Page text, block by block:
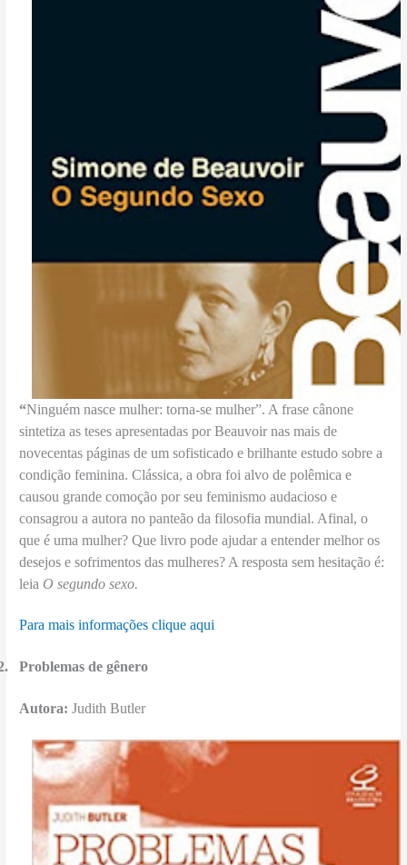
“Ninguém nasce mulher: torna-se mulher”. A frase cânone
sintetiza as teses apresentadas por Beauvoir nas mais de
novecentas páginas de um sofisticado e brilhante estudo sobre a
condição feminina. Clássica, a obra foi alvo de polêmica e
causou grande comoção por seu feminismo audacioso e
consagrou a autora no panteão da filosofia mundial. Afinal, o
que é uma mulher? Que livro pode ajudar a entender melhor os
desejos e sofrimentos das mulheres? A resposta sem hesitação é:
leia O segundo sexo.
Para mais informações clique aqui
Problemas de gênero
Autora:Judith Butler